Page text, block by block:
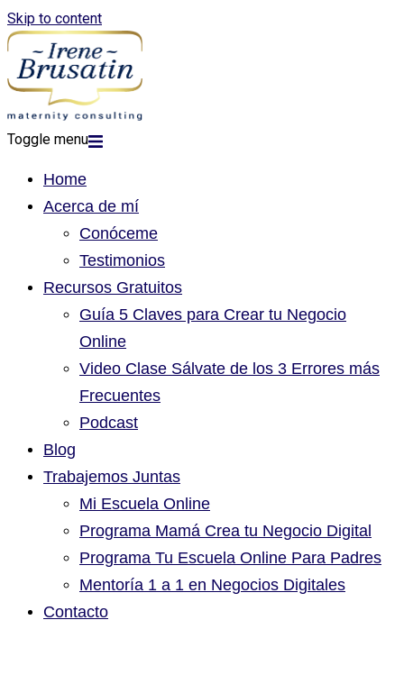
Skip to content
Toggle menu
Home
Acerca de mí
Conóceme
Testimonios
Recursos Gratuitos
Guía 5 Claves para Crear tu Negocio
Online
Video Clase Sálvate de los 3 Errores más
Frecuentes
Podcast
Blog
Trabajemos Juntas
Mi Escuela Online
Programa Mamá Crea tu Negocio Digital
Programa Tu Escuela Online Para Padres
Mentoría 1 a 1 en Negocios Digitales
Contacto